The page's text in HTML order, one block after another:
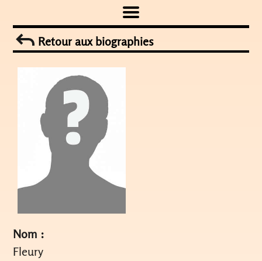
to
contentRetour aux biographies
Nom :
Fleury